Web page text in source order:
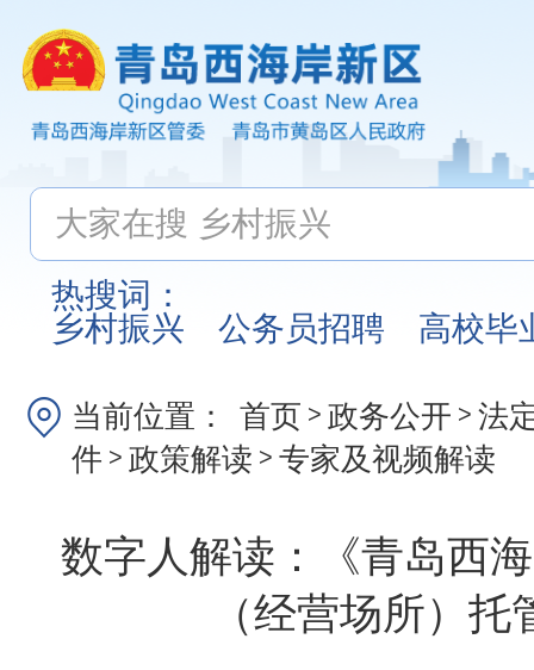
热搜词：
乡村振兴
公务员招聘 高校毕
当前位置： 首页 > 政务公开 > 法
件 > 政策解读 > 专家及视频解读
数字人解读：《青岛西
（经营场所）托